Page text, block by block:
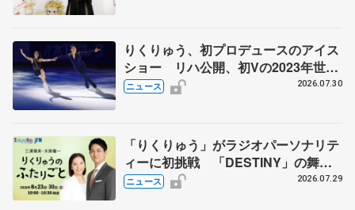
りくりゅう、初プロデュースのアイス
ショー リハ公開、初Vの2023年世界
選手権のSP披露 ハゼボロ、チョク
ニュース 2026.07.30
「りくりゅう」がラジオパーソナリテ
ィーに初挑戦 「DESTINY」の舞台
裏エピソードも
ニュース 2026.07.29